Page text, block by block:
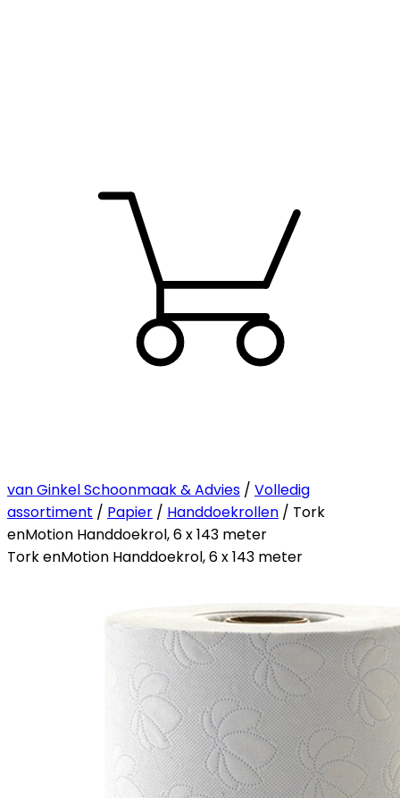
van Ginkel Schoonmaak & Advies / Volledig
assortiment / Papier / Handdoekrollen / Tork
enMotion Handdoekrol, 6 x 143 meter
Tork enMotion Handdoekrol, 6 x 143 meter